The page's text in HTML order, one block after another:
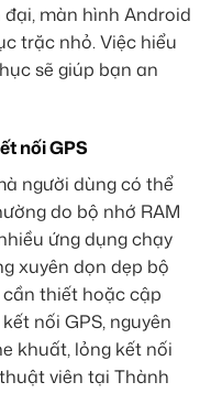
màn hình Android
trặc nhỏ. Việc hiểu
sẽ giúp bạn an
nối GPS
người dùng có thể
do bộ nhớ RAM
ứng dụng chạy
xuyên dọn dẹp bộ
thiết hoặc cập
nối GPS, nguyên
khuất, lỏng kết nối
viên tại Thành